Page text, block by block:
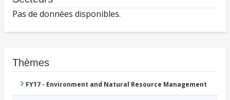
Pas de données disponibles.
Thèmes
FY17 - Environment and Natural Resource Management